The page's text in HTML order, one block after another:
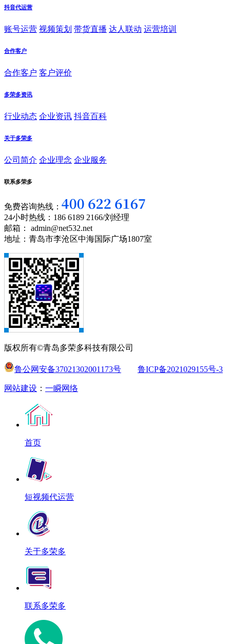
抖音代运营
账号运营 视频策划 带货直播 达人联动 运营培训
合作客户
合作客户 客户评价
多荣多资讯
行业动态 企业资讯 抖音百科
关于多荣多
公司简介 企业理念 企业服务
联系多荣多
免费咨询热线：
24小时热线：186 6189 2166/刘经理
邮箱： admin@net532.net
地址：青岛市李沧区中海国际广场1807室
版权所有©青岛多荣多科技有限公司
鲁公网安备37021302001173号 鲁ICP备2021029155号-3
网站建设 ： 一瞬网络
首页
短视频代运营
关于多荣多
联系多荣多